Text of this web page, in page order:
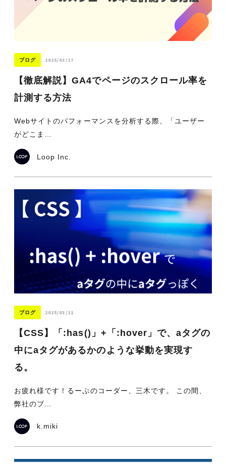
ブログ 2025/03/27
【徹底解説】GA4でページのスクロール率を
計測する方法
Webサイトのパフォーマンスを分析する際、「ユーザー
がどこま…
Loop Inc.
ブログ 2025/03/21
【CSS】「:has()」+「:hover」で、aタグの
中にaタグがあるかのような挙動を実現す
る。
お疲れ様です！るーぷのコーダー、三木です。 この間、
弊社のブ…
k.miki